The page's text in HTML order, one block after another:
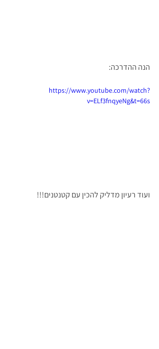
הנה ההדרכה:
https://www.youtube.com/watch?
v=ELf3fnqyeNg&t=66s
ועוד רעיון מדליק להכין עם קטנטנים!!!